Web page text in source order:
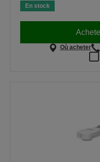
En stock
Où acheter